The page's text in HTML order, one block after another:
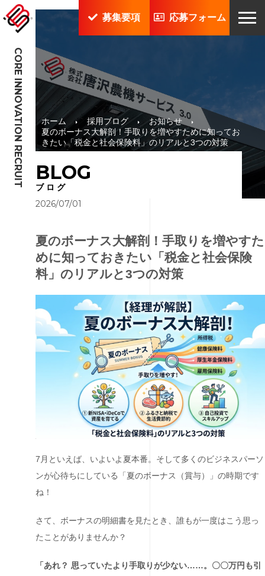
募集要項 応募フォーム
CORE INNOVATION RECRUIT BLOG
ブログ
ホーム 採用ブログ
お知らせ
夏のボーナス大解剖！手取りを増やすために知ってお
きたい「税金と社会保険料」のリアルと3つの対策
2026/07/01
夏のボーナス大解剖！手取りを増やすた
めに知っておきたい「税金と社会保険
料」のリアルと3つの対策
7月といえば、いよいよ夏本番。そして多くのビジネスパーソ
ンが心待ちにしている「夏のボーナス（賞与）」の時期です
ね！
さて、ボーナスの明細書を見たとき、誰もが一度はこう思っ
たことがありませんか？
「あれ？ 思っていたより手取りが少ない……。〇〇万円も引